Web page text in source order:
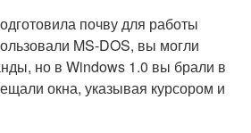
почву для работы
MS-DOS, вы могли
но в Windows 1.0 вы брали в
окна, указывая курсором и